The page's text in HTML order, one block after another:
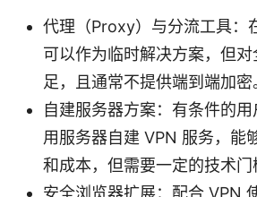
代理（Proxy）与分流工具：
可以作为临时解决方案，但
足，且通常不提供端到端加密
自建服务器方案：有条件的
用服务器自建 VPN 服务，能
和成本，但需要一定的技术门
安全浏览器扩展：配合 VPN